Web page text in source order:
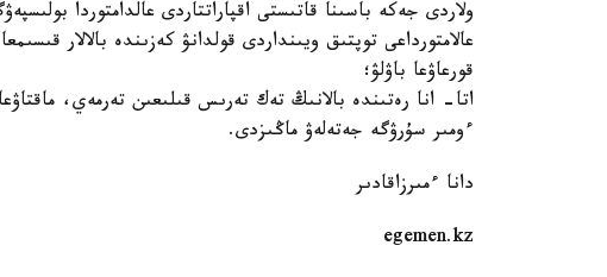
ولاردى جەكە باسىنا قاتىستى اقپاراتتاردى عالدامتوردا
عالامتورداعى توپتىق ويىنداردى قولدانۋ كەزىندە بالالار
قورعاۋعا باۋلۋ؛
اتا- انا رەتىندە بالانىڭ تەك تەرىس قىلىعىن تەرمەي،
ءومىر سۇرۋگە جەتەلەۋ ماڭىزدى.
دانا ءمىرزاقادىر
egemen.kz